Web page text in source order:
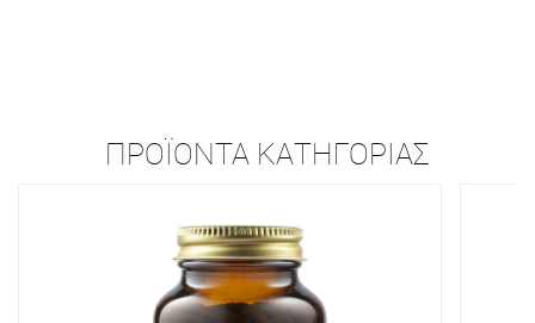
ΠΡΟΪΌΝΤΑ ΚΑΤΗΓΟΡΊΑΣ